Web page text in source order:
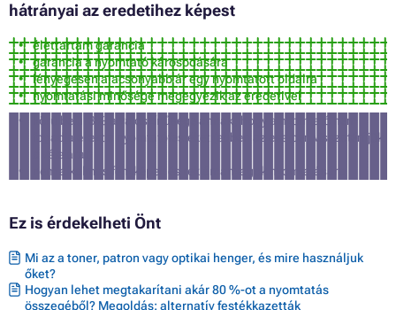
hátrányai az eredetihez képest
élettartam garancia
garancia a nyomtató károsodására
lényegesen alacsonyabb ár egy nyomtatott oldalra
nyomtatási minősége megegyezik az eredetivel
körülbelül 3% a valószínűsége annak, hogy a nyomtató nem
fogadja el ezt a nyomtatófestéket (ebben az esetben visszatérítjük
a vételárat)
nem alkalmas fényképek és reklámanyagok nyomtatására
Ez is érdekelheti Önt
Mi az a toner, patron vagy optikai henger, és mire használjuk
őket?
Hogyan lehet megtakarítani akár 80 %-ot a nyomtatás
összegéből? Megoldás: alternatív festékkazetták